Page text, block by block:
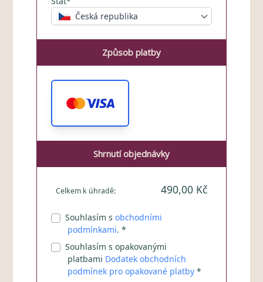
Česká republika
Způsob platby
Shrnutí objednávky
Celkem k úhradě: 490,00 Kč
Souhlasím sobchodními
podmínkami. *
Souhlasím s opakovanými
platbami Dodatek obchodních
podmínek pro opakované platby *